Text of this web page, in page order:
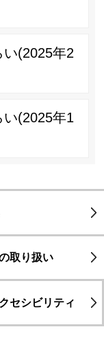
(2025年2
(2025年1
取り扱い
セシビリティ